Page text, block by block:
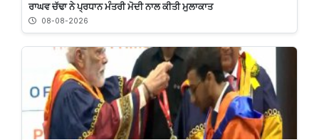
ਰਾਘਵ ਚੱਢਾ ਨੇ ਪ੍ਰਧਾਨ ਮੰਤਰੀ ਮੋਦੀ ਨਾਲ ਕੀਤੀ ਮੁਲਾਕਾਤ
08-08-2026